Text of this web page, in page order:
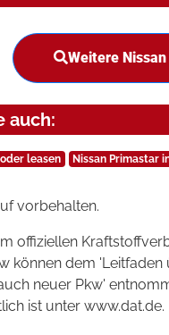
Weitere
auch:
leasen Nissan Primastar
vorbehalten.
offiziellen
können dem
neuer Pkw'
ist unter www.dat.de.